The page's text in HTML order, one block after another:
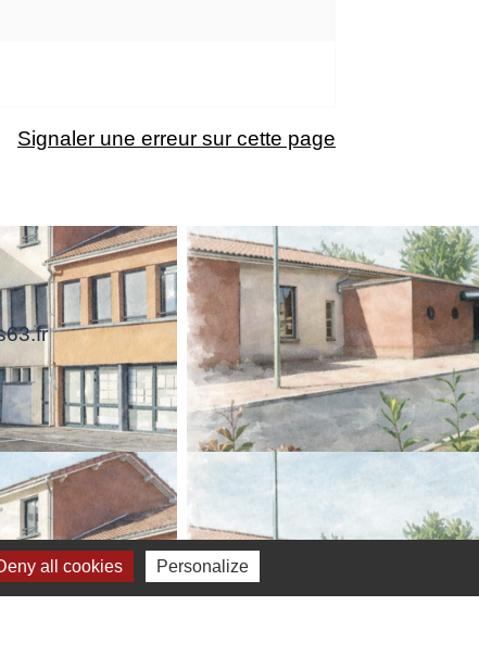
Signaler une erreur sur cette page
all cookies Personalize